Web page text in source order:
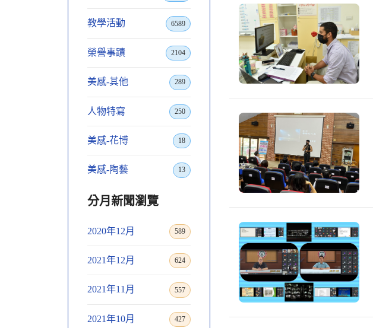
教學活動 6589
榮譽事蹟 2104
美感-其他 289
人物特寫 250
美感-花博 18
美感-陶藝 13
分月新聞瀏覽
2020年12月 589
2021年12月 624
2021年11月 557
2021年10月 427